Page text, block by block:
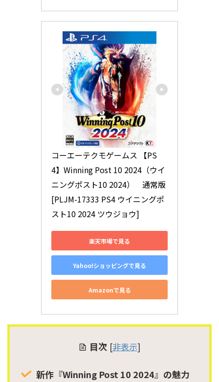
コーエーテクモゲームス 【PS
4】Winning Post 10 2024（ウイ
ニングポスト10 2024）　通常版
[PLJM-17333 PS4 ウイニングポ
スト10 2024 ツウジョウ]
楽天市場で見る
Yahoo!ショッピングで見る
Amazonで見る
目次 [非表示]
新作『Winning Post 10 2024』の魅力